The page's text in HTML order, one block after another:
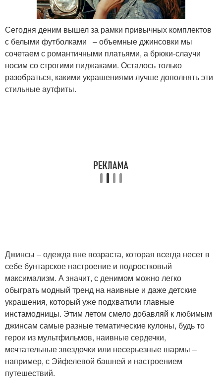
Сегодня деним вышел за рамки привычных комплектов
с белыми футболками – объемные джинсовки мы
сочетаем с романтичными платьями, а брюки-слаучи
носим со строгими пиджаками. Осталось только
разобраться, какими украшениями лучше дополнять эти
стильные аутфиты.
Джинсы – одежда вне возраста, которая всегда несет в
себе бунтарское настроение и подростковый
максимализм. А значит, с денимом можно легко
обыграть модный тренд на наивные и даже детские
украшения, который уже подхватили главные
инстамодницы. Этим летом смело добавляй к любимым
джинсам самые разные тематические кулоны, будь то
герои из мультфильмов, наивные сердечки,
мечтательные звездочки или несерьезные шармы –
например, с Эйфелевой башней и настроением
путешествий.